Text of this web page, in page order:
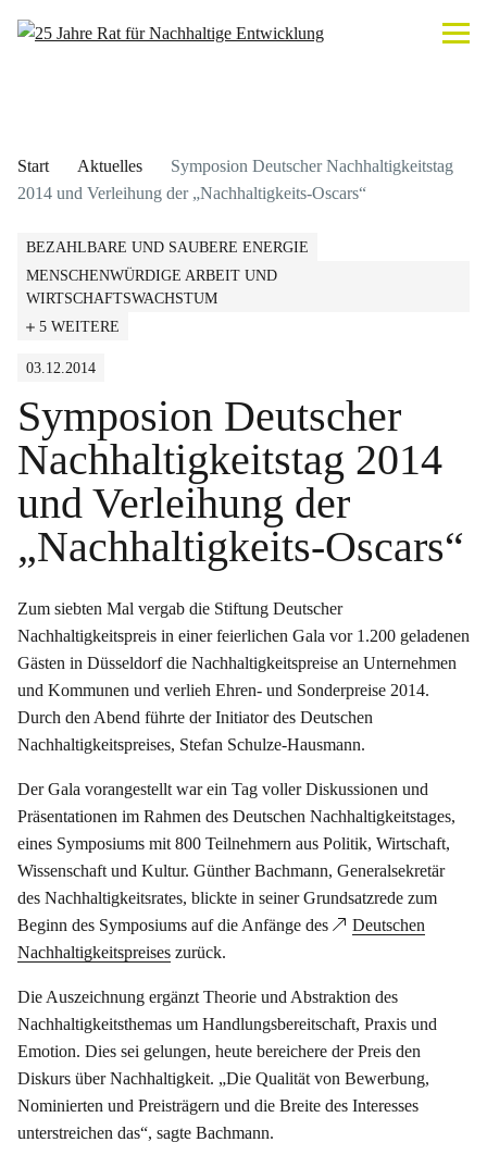
Start Aktuelles
Symposion Deutscher Nachhaltigkeitstag
2014 und Verleihung der „Nachhaltigkeits-Oscars“
BEZAHLBARE UND SAUBERE ENERGIE
MENSCHENWÜRDIGE ARBEIT UND
WIRTSCHAFTSWACHSTUM
5 WEITERE
03.12.2014
Symposion Deutscher
Nachhaltigkeitstag 2014
und Verleihung der
„Nachhaltigkeits-Oscars“
Zum siebten Mal vergab die Stiftung Deutscher
Nachhaltigkeitspreis in einer feierlichen Gala vor 1.200 geladenen
Gästen in Düsseldorf die Nachhaltigkeitspreise an Unternehmen
und Kommunen und verlieh Ehren- und Sonderpreise 2014.
Durch den Abend führte der Initiator des Deutschen
Nachhaltigkeitspreises, Stefan Schulze-Hausmann.
Der Gala vorangestellt war ein Tag voller Diskussionen und
Präsentationen im Rahmen des Deutschen Nachhaltigkeitstages,
eines Symposiums mit 800 Teilnehmern aus Politik, Wirtschaft,
Wissenschaft und Kultur. Günther Bachmann, Generalsekretär
des Nachhaltigkeitsrates, blickte in seiner Grundsatzrede zum
Beginn des Symposiums auf die Anfänge des
Deutschen
Nachhaltigkeitspreises zurück.
Die Auszeichnung ergänzt Theorie und Abstraktion des
Nachhaltigkeitsthemas um Handlungsbereitschaft, Praxis und
Emotion. Dies sei gelungen, heute bereichere der Preis den
Diskurs über Nachhaltigkeit. „Die Qualität von Bewerbung,
Nominierten und Preisträgern und die Breite des Interesses
unterstreichen das“, sagte Bachmann.